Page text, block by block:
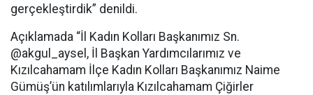
gerçekleştirdik” denildi.
Açıklamada “İl Kadın Kolları Başkanımız Sn.
@akgul_aysel, İl Başkan Yardımcılarımız ve
Kızılcahamam İlçe Kadın Kolları Başkanımız Naime
Gümüş’ün katılımlarıyla Kızılcahamam Çiğirler